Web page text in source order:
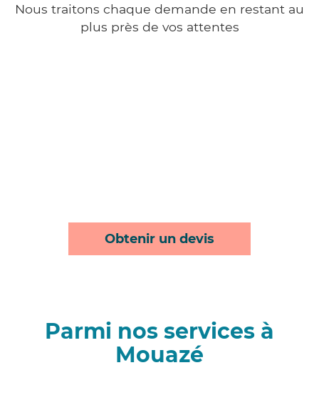
Nous traitons chaque demande en restant au
plus près de vos attentes
Obtenir un devis
Parmi nos services à
Mouazé